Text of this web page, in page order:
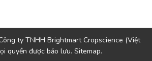
ty TNHH Brightmart Cropscience (Việt
quyền được bảo lưu. Sitemap.